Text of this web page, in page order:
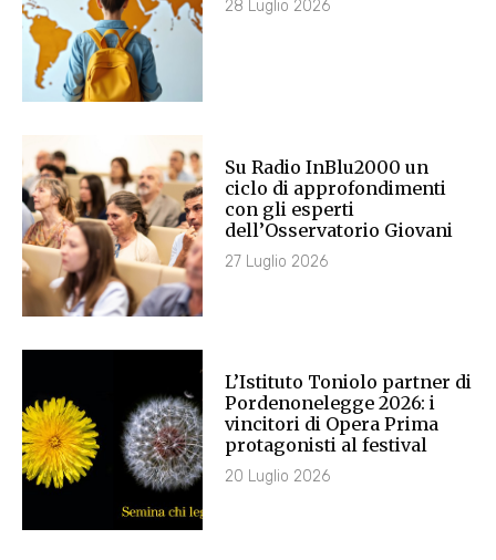
28 Luglio 2026
Su Radio InBlu2000 un
ciclo di approfondimenti
con gli esperti
dell’Osservatorio Giovani
27 Luglio 2026
L’Istituto Toniolo partner di
Pordenonelegge 2026: i
vincitori di Opera Prima
protagonisti al festival
20 Luglio 2026